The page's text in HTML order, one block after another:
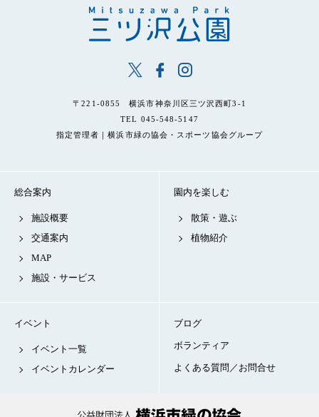
〒221-0855 横浜市神奈川区三ツ沢西町3-1
TEL 045-548-5147
指定管理者｜横浜市緑の協会・スポーツ協会グループ
総合案内
施設概要
交通案内
MAP
施設・サービス
園内を楽しむ
散策・遊ぶ
植物紹介
イベント
イベント一覧
イベントカレンダー
ブログ
ボランティア
よくある質問／お問合せ